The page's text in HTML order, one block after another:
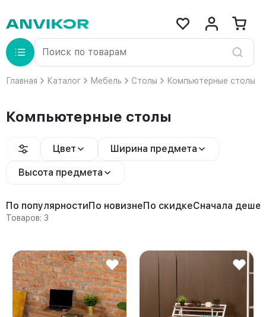
Главная Каталог Мебель Столы Компьютерные столы
Компьютерные столы
Цвет Ширина предмета
Высота предмета
По популярностиПо новизнеПо скидкеСначала
Товаров: 3